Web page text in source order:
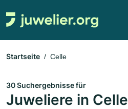
Startseite Celle
30 Suchergebnisse für
Juweliere in Celle